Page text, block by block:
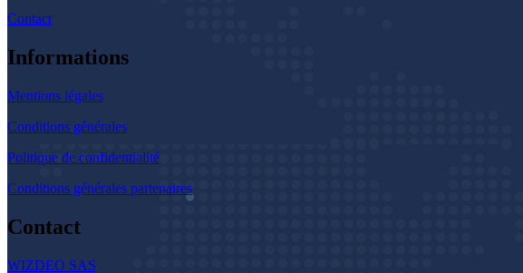
Contact
Informations
Mentions légales
Conditions générales
Politique de confidentialité
Conditions générales partenaires
Contact
WIZDEO SAS